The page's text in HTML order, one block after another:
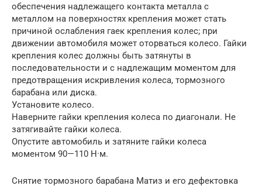
обеспечения надлежащего контакта металла с
металлом на поверхностях крепления может стать
причиной ослабления гаек крепления колес; при
движении автомобиля может оторваться колесо. Гайки
крепления колес должны быть затянуты в
последовательности и с надлежащим моментом для
предотвращения искривления колеса, тормозного
барабана или диска.
Установите колесо.
Наверните гайки крепления колеса по диагонали. Не
затягивайте гайки колеса.
Опустите автомобиль и затяните гайки колеса
моментом 90—110 Н·м.
Снятие тормозного барабана Матиз и его дефектовка